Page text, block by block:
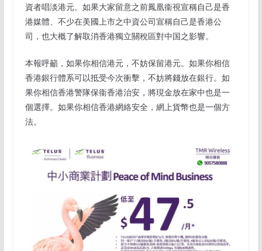
資者唱淡港元。如果大家留意之前鳳凰衞視宣稱自己是香
港媒體、不少在美國上市之中資公司宣稱自己是香港公
司，也大概了解取消香港獨立關稅區對中国之影響。
本報呼籲，如果你相信港元，不妨保留港元。如果你相信
香港銀行體系可以抵受今次衝擊，不妨將錢放在銀行。如
果你相信香港警隊保衞香港治安，將現金放在家中也是一
個選擇。如果你相信香港網絡安全，網上貨幣也是一個方
法。